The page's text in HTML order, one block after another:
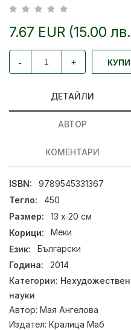
7.67 EUR (15.00
- + КУПИ
ДЕТАЙЛИ
АВТОР
КОМЕНТАРИ
ISBN:
9789545331367
Тегло:
450
Размер:
13 х 20 см
Корици:
Меки
Език:
Български
Година:
2014
Категории:
науки
Автор: Мая Ангелова
Издател: Кралица Маб